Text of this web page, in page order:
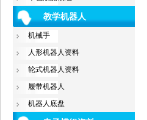
教学机器人
机械手
人形机器人资料
轮式机器人资料
履带机器人
机器人底盘